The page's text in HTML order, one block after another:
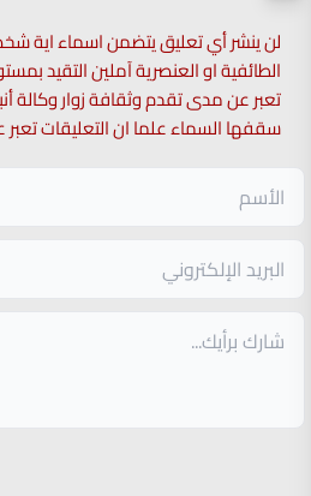
لن ينشر أي تعليق يتضمن اسماء اية
الطائفية او العنصرية آملين التقيد
تعبر عن مدى تقدم وثقافة زوار وكالة
سقفها السماء علما ان التعليقات